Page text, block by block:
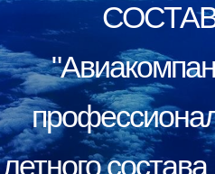
летного